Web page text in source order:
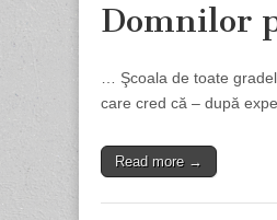
Domnilor
… Şcoala de toate
care cred că – după
Read more →